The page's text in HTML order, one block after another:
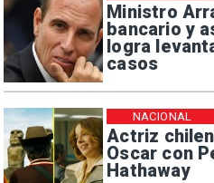
Ministro
bancario y
logra
casos
Actriz
Oscar con
Hathaway
NACIONAL